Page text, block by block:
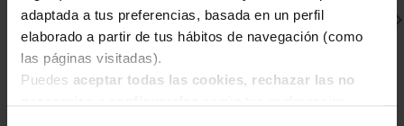
adaptada a tus preferencias, basada en un perfil
elaborado a partir de tus hábitos de navegación (como
las páginas visitadas).
Puedes aceptar todas las cookies, rechazar las no